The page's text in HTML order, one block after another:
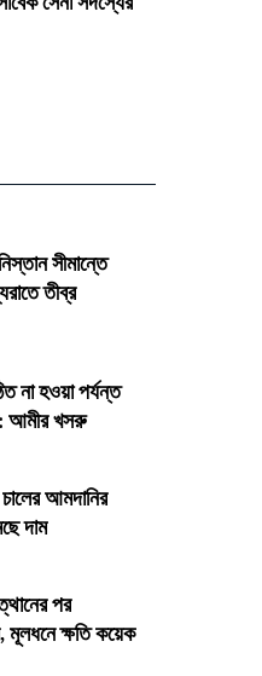
সীমান্তে
তীব্র
না হওয়া পর্যন্ত
আমীর খসরু
চালের আমদানির
দাম
পর
মূলধনে ক্ষতি কয়েক